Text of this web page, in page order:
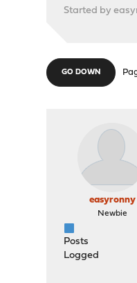
Started by
GO DOWN
easyronny
Newbie
Posts
Logged